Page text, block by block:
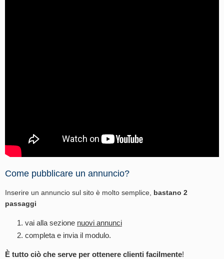
Come pubblicare un annuncio?
Inserire un annuncio sul sito è molto semplice, bastano 2
passaggi
vai alla sezione nuovi annunci
completa e invia il modulo.
È tutto ciò che serve per ottenere clienti facilmente!